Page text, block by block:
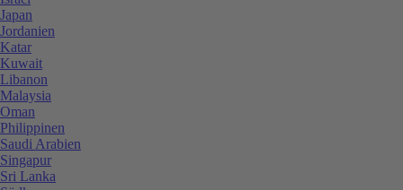
Japan
Jordanien
Katar
Kuwait
Libanon
Malaysia
Oman
Philippinen
Saudi Arabien
Singapur
Sri Lanka